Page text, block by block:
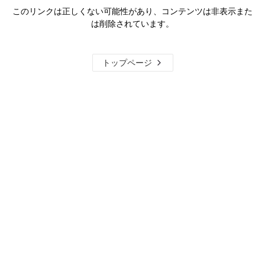
このリンクは正しくない可能性があり、コンテンツは非表示また
は削除されています。
トップページ